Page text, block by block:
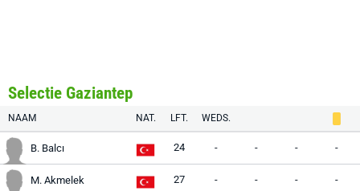
Selectie Gaziantep
NAAM NAT. LFT. WEDS.
B. Balcı 24 - - - -
M. Akmelek 27 - - - -